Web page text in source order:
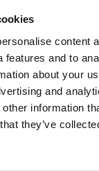
content
features and to
about your
and
information
they’ve
serwera
na proces i
– mongo-perf
bazy